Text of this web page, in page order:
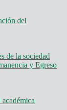
del
de la sociedad
y Egreso